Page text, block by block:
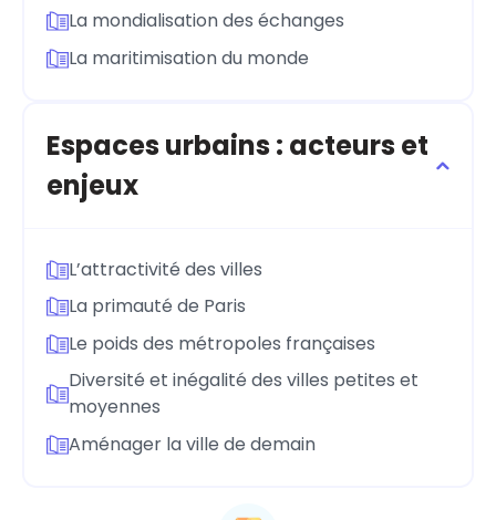
La mondialisation des échanges
La maritimisation du monde
Espaces urbains : acteurs et
enjeux
L’attractivité des villes
La primauté de Paris
Le poids des métropoles françaises
Diversité et inégalité des villes petites et
moyennes
Aménager la ville de demain